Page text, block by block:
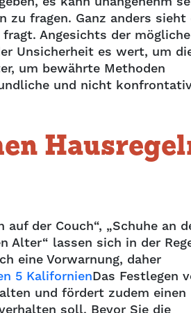
zu fragen. Ganz anders sieht
Angesichts der
Unsicherheit es wert, um
um bewährte Methoden
und nicht
der Couch“, „Schuhe an
Alter“ lassen sich in der
eine Vorwarnung, daher
5 KalifornienDas Festlegen
und fördert zudem einen